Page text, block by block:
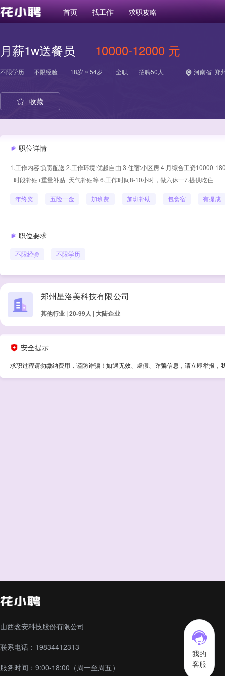
首页 找工作 求职攻略
我的
客服
月薪1w送餐员 10000-12000 元
不限学历 | 不限经验 | 18岁 ~ 54岁 | 全职 | 招聘50人 河南省 ·郑
收藏
职位详情
1.工作内容:负责配送 2.工作环境:优越自由 3.住宿:小区房 4.月综合工资10000-
+时段补贴+重量补贴+天气补贴等 6.工作时间8-10小时，做六休一7.提供吃住
年终奖 五险一金 加班费 加班补助 包食宿 有提成
职位要求
不限经验 不限学历
郑州星洛美科技有限公司
其他行业 | 20-99人 | 大陆企业
安全提示
求职过程请勿缴纳费用，谨防诈骗！如遇无效、虚假、诈骗信息，请立即举报，
山西念安科技股份有限公司
联系电话：19834412313
服务时间：9:00-18:00（周一至周五）